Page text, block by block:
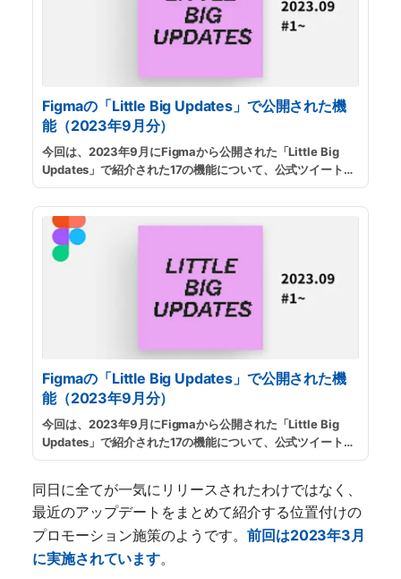
Figmaの「Little Big Updates」で公開された機
能（2023年9月分）
今回は、2023年9月にFigmaから公開された「Little Big
Updates」で紹介された17の機能について、公式ツイートや
リリースノートからかいつまんで解説します。...続きを読む
Figmaの「Little Big Updates」で公開された機
能（2023年9月分）
今回は、2023年9月にFigmaから公開された「Little Big
Updates」で紹介された17の機能について、公式ツイートや
リリースノートからかいつまんで解説します。...続きを読む
同日に全てが一気にリリースされたわけではなく、
最近のアップデートをまとめて紹介する位置付けの
プロモーション施策のようです。 前回は2023年3月
に実施されています。